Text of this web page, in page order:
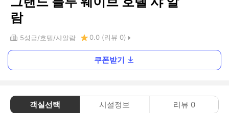
람
5성급 호텔 샤알람 0.0 (리뷰 0)
쿠폰받기
객실선택 시설정보 리뷰 0